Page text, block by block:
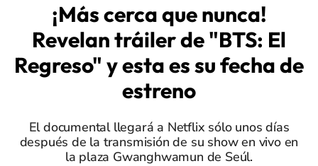
¡Más cerca que nunca!
Revelan tráiler de "BTS: El
Regreso" y esta es su fecha de
estreno
El documental llegará a Netflix sólo unos días
después de la transmisión de su show en vivo en
la plaza Gwanghwamun de Seúl.